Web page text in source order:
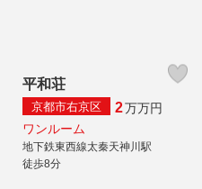
平和荘
京都市右京区 2万万円
ワンルーム
地下鉄東西線太秦天神川駅
徒歩8分